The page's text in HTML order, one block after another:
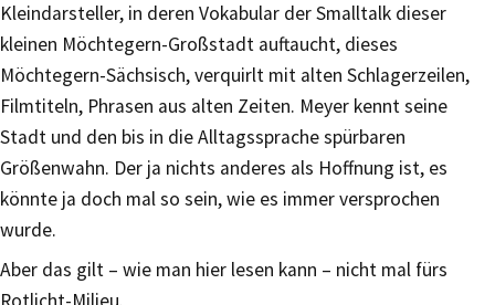
Kleindarsteller, in deren Vokabular der Smalltalk dieser
kleinen Möchtegern-Großstadt auftaucht, dieses
Möchtegern-Sächsisch, verquirlt mit alten Schlagerzeilen,
Filmtiteln, Phrasen aus alten Zeiten. Meyer kennt seine
Stadt und den bis in die Alltagssprache spürbaren
Größenwahn. Der ja nichts anderes als Hoffnung ist, es
könnte ja doch mal so sein, wie es immer versprochen
wurde.
Aber das gilt – wie man hier lesen kann – nicht mal fürs
Rotlicht-Milieu.